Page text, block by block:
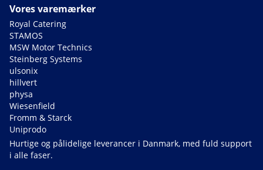
Vores varemærker
Royal Catering
STAMOS
MSW Motor Technics
Steinberg Systems
ulsonix
hillvert
physa
Wiesenfield
Fromm & Starck
Uniprodo
Hurtige og pålidelige leverancer i Danmark, med fuld support
i alle faser.